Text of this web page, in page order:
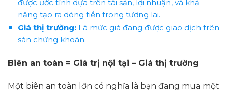
được ước tính dựa trên tài sản, lợi nhuận, và khả
năng tạo ra dòng tiền trong tương lai.
Giá thị trường:Là mức giá đang được giao dịch trên
sàn chứng khoán.
Biên an toàn = Giá trị nội tại – Giá thị trường
Một biên an toàn lớn có nghĩa là bạn đang mua một